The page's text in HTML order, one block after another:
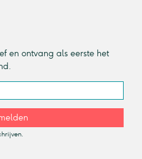
en ontvang als eerste het